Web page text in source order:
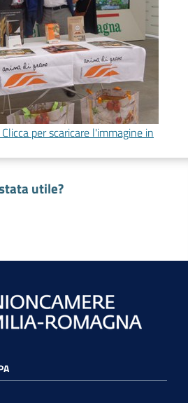
Clicca per scaricare l'immagine in
utile?